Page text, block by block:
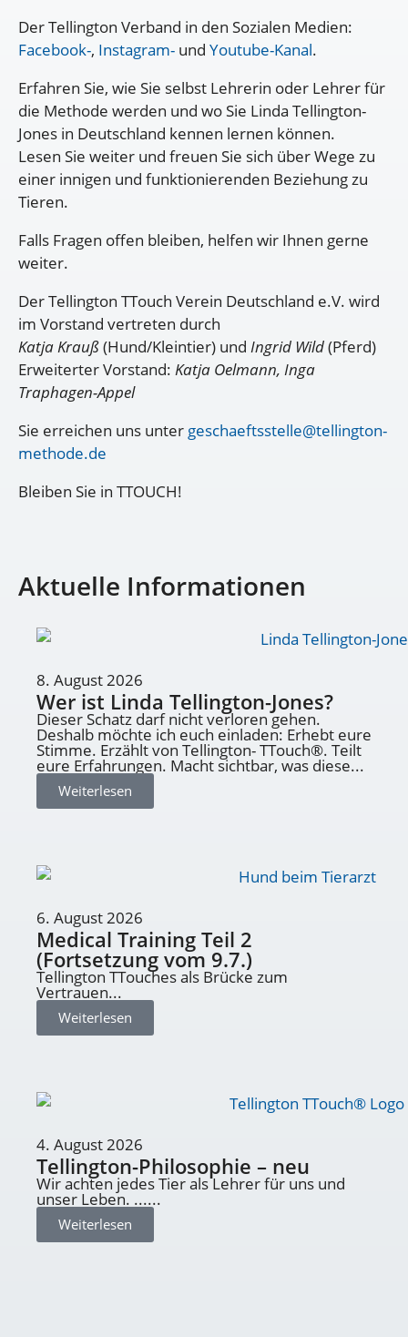
Der Tellington Verband in den Sozialen Medien:
Facebook-, Instagram- und Youtube-Kanal.
Erfahren Sie, wie Sie selbst Lehrerin oder Lehrer für
die Methode werden und wo Sie Linda Tellington-
Jones in Deutschland kennen lernen können.
Lesen Sie weiter und freuen Sie sich über Wege zu
einer innigen und funktionierenden Beziehung zu
Tieren.
Falls Fragen offen bleiben, helfen wir Ihnen gerne
weiter.
Der Tellington TTouch Verein Deutschland e.V. wird
im Vorstand vertreten durch
Katja Krauß(Hund/Kleintier) und Ingrid Wild(Pferd)
Erweiterter Vorstand: Katja Oelmann, Inga
Traphagen-Appel
Sie erreichen uns unter geschaeftsstelle@tellington-
methode.de
Bleiben Sie in TTOUCH!
Aktuelle Informationen
8. August 2026
Wer ist Linda Tellington-Jones?
Dieser Schatz darf nicht verloren gehen.
Deshalb möchte ich euch einladen: Erhebt eure
Stimme. Erzählt von Tellington- TTouch®. Teilt
eure Erfahrungen. Macht sichtbar, was diese...
Weiterlesen
6. August 2026
Medical Training Teil 2
(Fortsetzung vom 9.7.)
Tellington TTouches als Brücke zum
Vertrauen...
Weiterlesen
4. August 2026
Tellington-Philosophie – neu
Wir achten jedes Tier als Lehrer für uns und
unser Leben. ......
Weiterlesen